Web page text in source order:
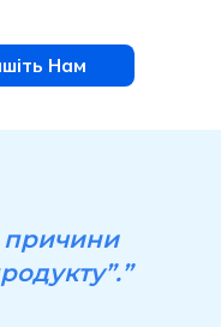
Нам
причини